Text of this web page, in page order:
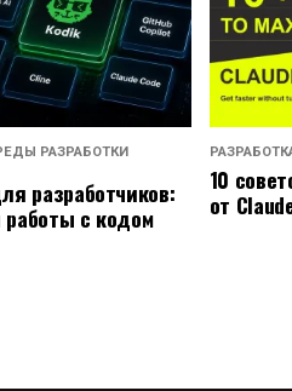
РАЗРАБОТКИ
разработчиков:
с кодом
10
от